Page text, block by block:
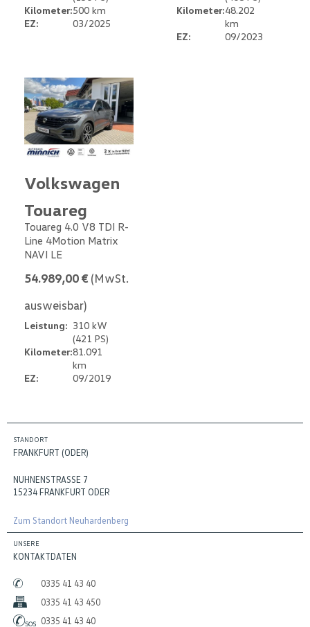
Kilometer:500 km
EZ:
03/2025
Kilometer:48.202
km
EZ:
09/2023
Volkswagen
Touareg
Touareg 4.0 V8 TDI R-
Line 4Motion Matrix
NAVI LE
54.989,00 € (MwSt.
ausweisbar)
Leistung: 310 kW
(421 PS)
Kilometer:81.091
km
EZ:
09/2019
STANDORT
FRANKFURT (ODER)
NUHNENSTRASSE 7
15234 FRANKFURT ODER
Zum Standort Neuhardenberg
UNSERE
KONTAKTDATEN
0335 41 43 40
0335 41 43 450
0335 41 43 40